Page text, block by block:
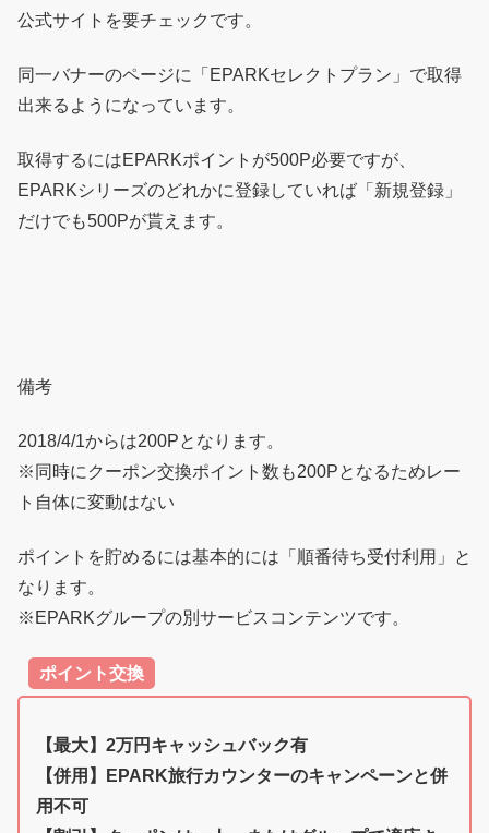
公式サイトを要チェックです。
同一バナーのページに「EPARKセレクトプラン」で取得
出来るようになっています。
取得するにはEPARKポイントが500P必要ですが、
EPARKシリーズのどれかに登録していれば「新規登録」
だけでも500Pが貰えます。
備考
2018/4/1からは200Pとなります。
※同時にクーポン交換ポイント数も200Pとなるためレー
ト自体に変動はない
ポイントを貯めるには基本的には「順番待ち受付利用」と
なります。
※EPARKグループの別サービスコンテンツです。
ポイント交換
【最大】2万円キャッシュバック有
【併用】EPARK旅行カウンターのキャンペーンと併
用不可